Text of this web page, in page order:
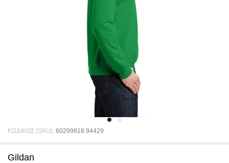
ΚΩΔΙΚΟΣ (SKU): 60299818.94429
Gildan